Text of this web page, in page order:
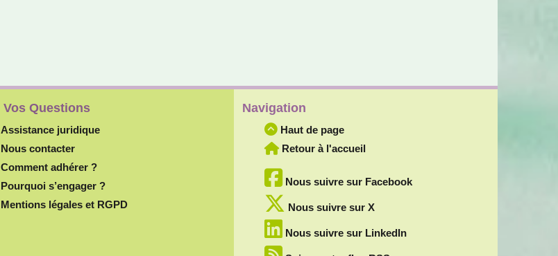
Vos Questions
Assistance juridique
Nous contacter
Comment adhérer ?
Pourquoi s’engager ?
Mentions légales et RGPD
Navigation
Haut de page
Retour à l'accueil
Nous suivre sur Facebook
Nous suivre sur X
Nous suivre sur LinkedIn